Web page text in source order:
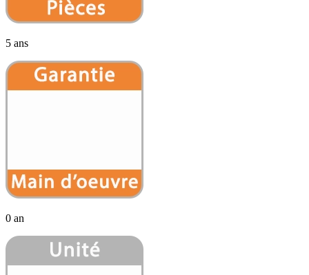
5 ans
0 an